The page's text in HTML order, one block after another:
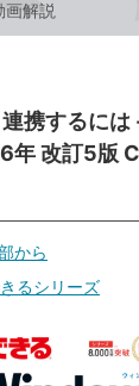
解説
携するには
年 改訂5版
から
るシリーズ